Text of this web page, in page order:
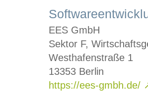
EES GmbH
Sektor F,
Westhafenstraße 1
13353 Berlin
https://ees-gmbh.de/